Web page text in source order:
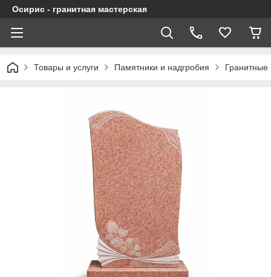
Осирис - гранитная мастерская
Товары и услуги Памятники и надгробия Гранитные